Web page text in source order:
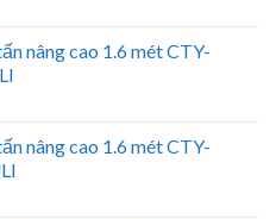
nâng cao 1.6 mét CTY-
nâng cao 1.6 mét CTY-